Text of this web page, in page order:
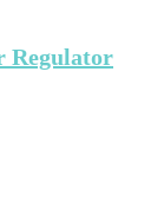
Regulator